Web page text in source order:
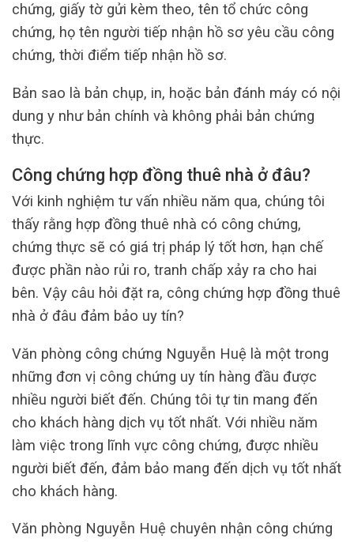
chứng, giấy tờ gửi kèm theo, tên tổ chức công
chứng, họ tên người tiếp nhận hồ sơ yêu cầu công
chứng, thời điểm tiếp nhận hồ sơ.
Bản sao là bản chụp, in, hoặc bản đánh máy có nội
dung y như bản chính và không phải bản chứng
thực.
Công chứng hợp đồng thuê nhà ở đâu?
Với kinh nghiệm tư vấn nhiều năm qua, chúng tôi
thấy rằng hợp đồng thuê nhà có công chứng,
chứng thực sẽ có giá trị pháp lý tốt hơn, hạn chế
được phần nào rủi ro, tranh chấp xảy ra cho hai
bên. Vậy câu hỏi đặt ra, công chứng hợp đồng thuê
nhà ở đâu đảm bảo uy tín?
Văn phòng công chứng Nguyễn Huệ là một trong
những đơn vị công chứng uy tín hàng đầu được
nhiều người biết đến. Chúng tôi tự tin mang đến
cho khách hàng dịch vụ tốt nhất. Với nhiều năm
làm việc trong lĩnh vực công chứng, được nhiều
người biết đến, đảm bảo mang đến dịch vụ tốt nhất
cho khách hàng.
Văn phòng Nguyễn Huệ chuyên nhận công chứng